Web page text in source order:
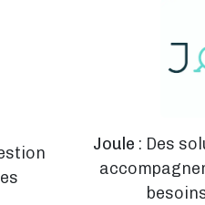
Joule : Des